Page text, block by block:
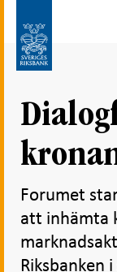
direkt
undersidor
Forumet
att inhämta
Riksbanken